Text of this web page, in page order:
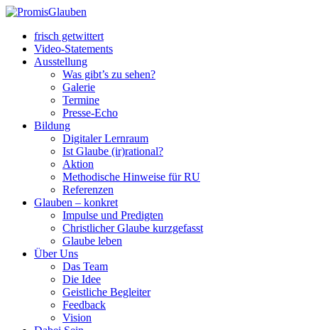
frisch getwittert
Video-Statements
Ausstellung
Was gibt’s zu sehen?
Galerie
Termine
Presse-Echo
Bildung
Digitaler Lernraum
Ist Glaube (ir)rational?
Aktion
Methodische Hinweise für RU
Referenzen
Glauben – konkret
Impulse und Predigten
Christlicher Glaube kurzgefasst
Glaube leben
Über Uns
Das Team
Die Idee
Geistliche Begleiter
Feedback
Vision